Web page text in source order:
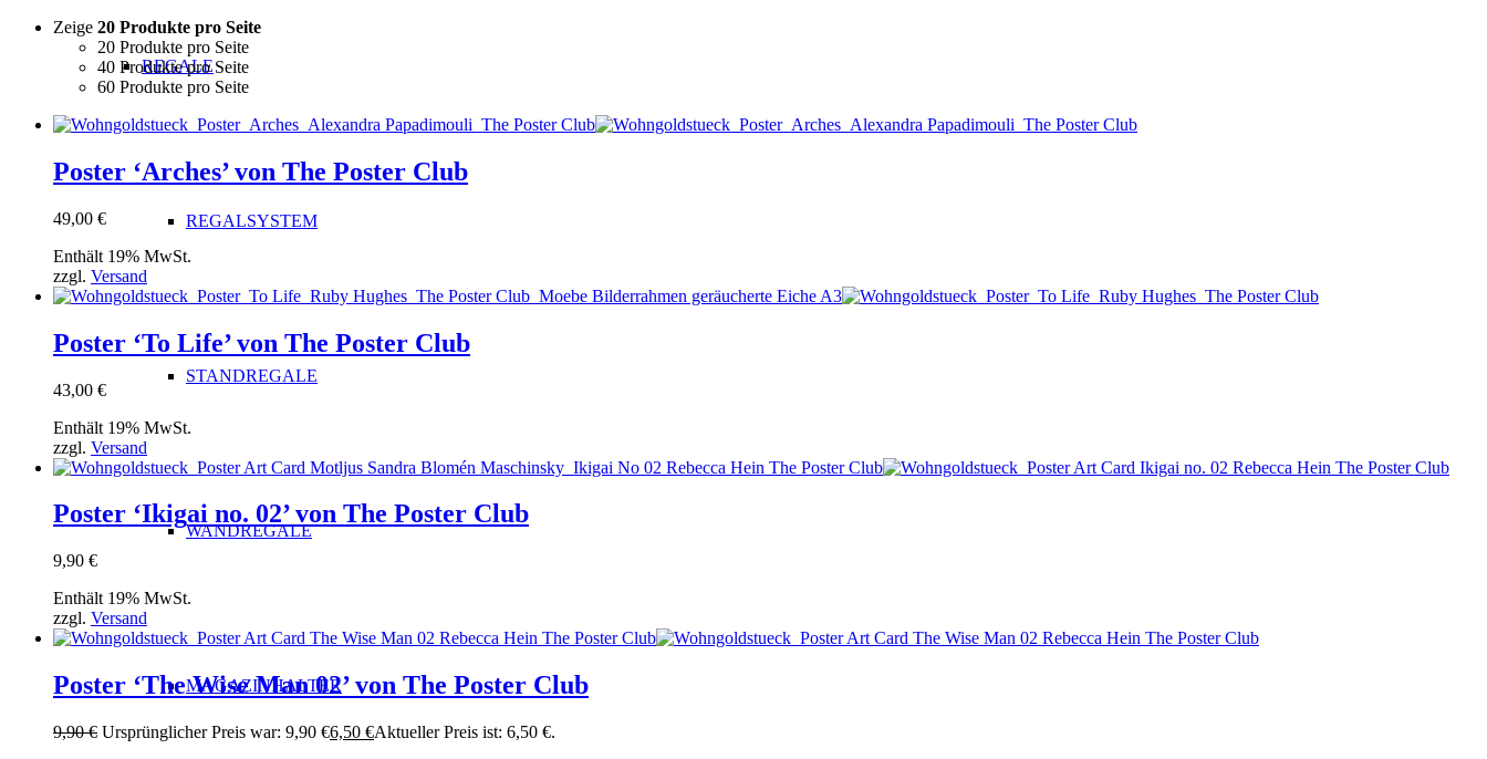
REGALE
REGALSYSTEM
STANDREGALE
WANDREGALE
MAGAZINHALTER
Zeige 20 Produkte pro Seite
20 Produkte pro Seite
40 Produkte pro Seite
60 Produkte pro Seite
Poster ‘Arches’ von The Poster Club
49,00 €
Enthält 19% MwSt.
zzgl. Versand
Poster ‘To Life’ von The Poster Club
43,00 €
Enthält 19% MwSt.
zzgl. Versand
Poster ‘Ikigai no. 02’ von The Poster Club
9,90 €
Enthält 19% MwSt.
zzgl. Versand
Poster ‘The Wise Man 02’ von The Poster Club
9,90€ Ursprünglicher Preis war: 9,90 €6,50 €Aktueller Preis ist: 6,50 €.